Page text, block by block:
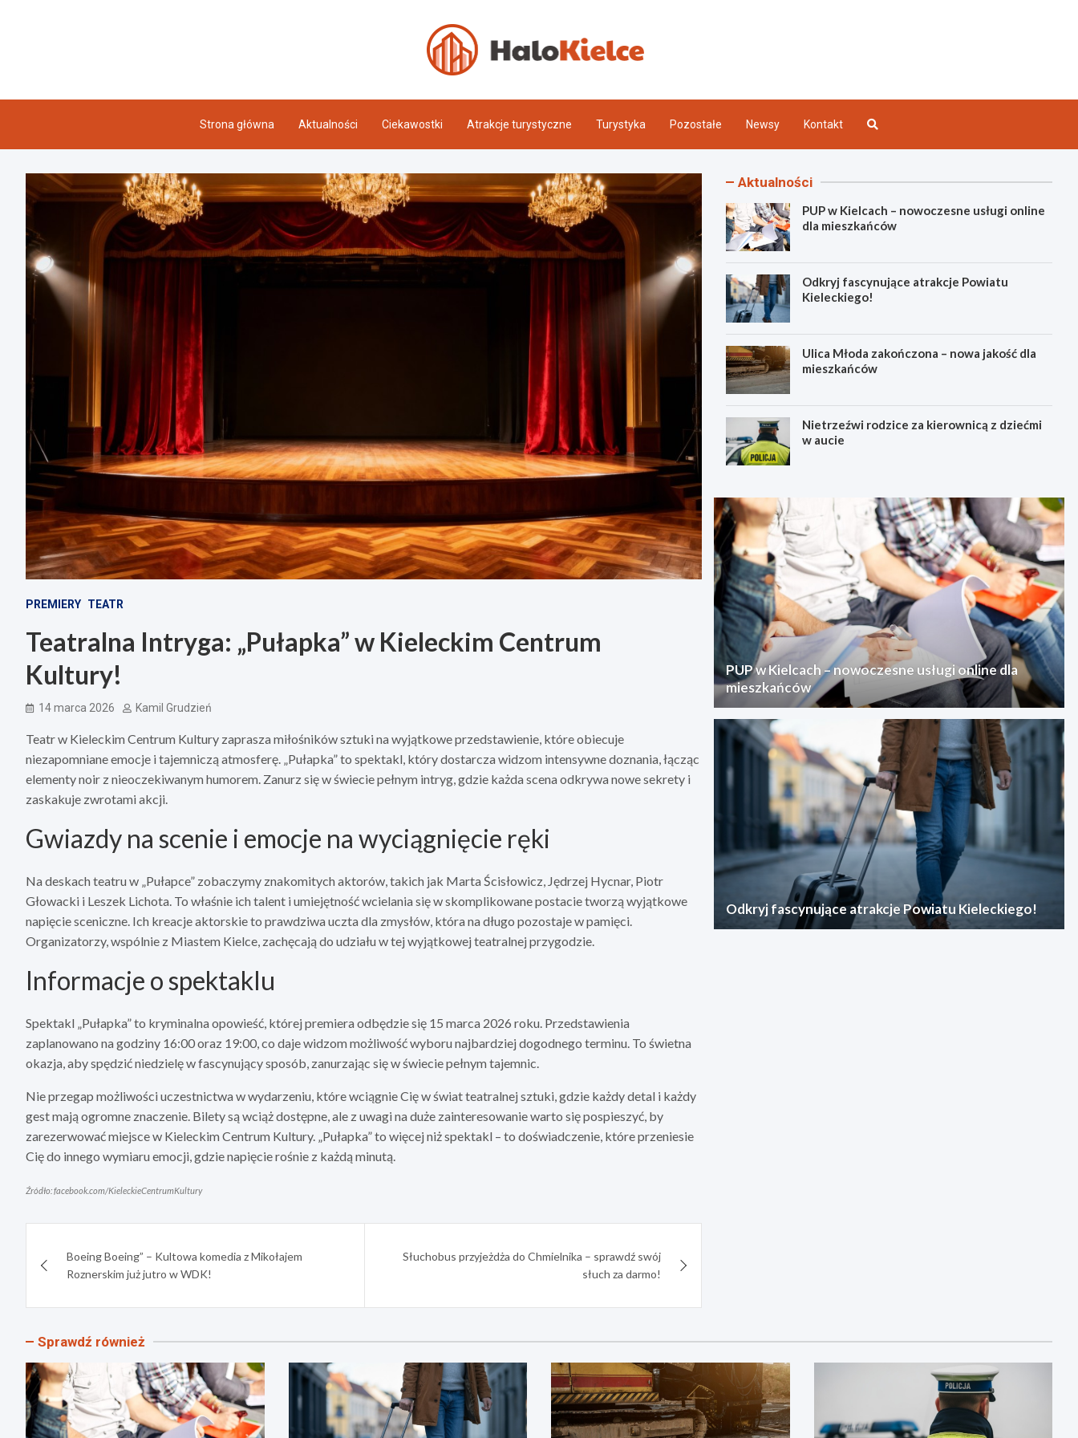
Strona główna Aktualności Ciekawostki Atrakcje turystyczne Turystyka Pozostałe Newsy Kontakt
PREMIERY TEATR
Teatralna Intryga: „Pułapka” w Kieleckim Centrum
Kultury!
14 marca 2026 Kamil Grudzień
Teatr w Kieleckim Centrum Kultury zaprasza miłośników sztuki na wyjątkowe przedstawienie, które obiecuje
niezapomniane emocje i tajemniczą atmosferę. „Pułapka” to spektakl, który dostarcza widzom intensywne doznania, łącząc
elementy noir z nieoczekiwanym humorem. Zanurz się w świecie pełnym intryg, gdzie każda scena odkrywa nowe sekrety i
zaskakuje zwrotami akcji.
Gwiazdy na scenie i emocje na wyciągnięcie ręki
Na deskach teatru w „Pułapce” zobaczymy znakomitych aktorów, takich jak Marta Ścisłowicz, Jędrzej Hycnar, Piotr
Głowacki i Leszek Lichota. To właśnie ich talent i umiejętność wcielania się w skomplikowane postacie tworzą wyjątkowe
napięcie sceniczne. Ich kreacje aktorskie to prawdziwa uczta dla zmysłów, która na długo pozostaje w pamięci.
Organizatorzy, wspólnie z Miastem Kielce, zachęcają do udziału w tej wyjątkowej teatralnej przygodzie.
Informacje o spektaklu
Spektakl „Pułapka” to kryminalna opowieść, której premiera odbędzie się 15 marca 2026 roku. Przedstawienia
zaplanowano na godziny 16:00 oraz 19:00, co daje widzom możliwość wyboru najbardziej dogodnego terminu. To świetna
okazja, aby spędzić niedzielę w fascynujący sposób, zanurzając się w świecie pełnym tajemnic.
Nie przegap możliwości uczestnictwa w wydarzeniu, które wciągnie Cię w świat teatralnej sztuki, gdzie każdy detal i każdy
gest mają ogromne znaczenie. Bilety są wciąż dostępne, ale z uwagi na duże zainteresowanie warto się pospieszyć, by
zarezerwować miejsce w Kieleckim Centrum Kultury. „Pułapka” to więcej niż spektakl – to doświadczenie, które przeniesie
Cię do innego wymiaru emocji, gdzie napięcie rośnie z każdą minutą.
Źródło: facebook.com/KieleckieCentrumKultury
wpisuBoeing Boeing” – Kultowa komedia z Mikołajem
Roznerskim już jutro w WDK!
Słuchobus przyjeżdża do Chmielnika – sprawdź swój
słuch za darmo!
Aktualności
PUP w Kielcach – nowoczesne usługi online
dla mieszkańców
Odkryj fascynujące atrakcje Powiatu
Kieleckiego!
Ulica Młoda zakończona – nowa jakość dla
mieszkańców
Nietrzeźwi rodzice za kierownicą z dziećmi
w aucie
PUP w Kielcach – nowoczesne usługi online dla
mieszkańców
Odkryj fascynujące atrakcje Powiatu Kieleckiego!
Sprawdź również